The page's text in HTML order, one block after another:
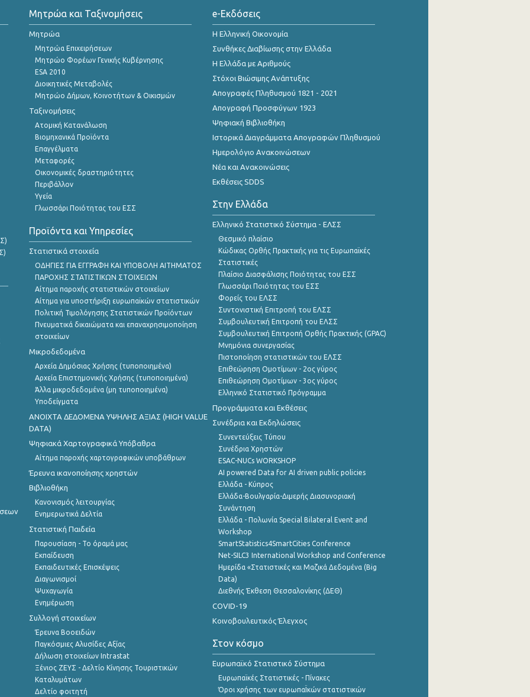
Μητρώα και Ταξινομήσεις
Μητρώα
Μητρώα Επιχειρήσεων
Μητρώο Φορέων Γενικής Κυβέρνησης
ESA 2010
Διοικητικές Μεταβολές
Μητρώο Δήμων, Κοινοτήτων & Οικισμών
Ταξινομήσεις
Ατομική Κατανάλωση
Βιομηχανικά Προϊόντα
Επαγγέλματα
Μεταφορές
Οικονομικές δραστηριότητες
Περιβάλλον
Υγεία
Γλωσσάρι Ποιότητας του ΕΣΣ
Προϊόντα και Υπηρεσίες
Στατιστικά στοιχεία
ΟΔΗΓΙΕΣ ΓΙΑ ΕΓΓΡΑΦΗ ΚΑΙ ΥΠΟΒΟΛΗ ΑΙΤΗΜΑΤΟΣ
ΠΑΡΟΧΗΣ ΣΤΑΤΙΣΤΙΚΩΝ ΣΤΟΙΧΕΙΩΝ
Αίτημα παροχής στατιστικών στοιχείων
Αίτημα για υποστήριξη ευρωπαϊκών στατιστικών
Πολιτική Τιμολόγησης Στατιστικών Προϊόντων
Πνευματικά δικαιώματα και επαναχρησιμοποίηση
στοιχείων
Μικροδεδομένα
Αρχεία Δημόσιας Χρήσης (τυποποιημένα)
Αρχεία Επιστημονικής Χρήσης (τυποποιημένα)
Άλλα μικροδεδομένα (μη τυποποιημένα)
Υποδείγματα
ANOIXTA ΔΕΔΟΜΕΝΑ ΥΨΗΛΗΣ ΑΞΙΑΣ (HIGH VALUE
DATA)
Ψηφιακά Χαρτογραφικά Υπόβαθρα
Αίτημα παροχής χαρτογραφικών υποβάθρων
Έρευνα ικανοποίησης χρηστών
Βιβλιοθήκη
Κανονισμός λειτουργίας
Ενημερωτικά Δελτία
Στατιστική Παιδεία
Παρουσίαση - Το όραμά μας
Εκπαίδευση
Εκπαιδευτικές Επισκέψεις
Διαγωνισμοί
Ψυχαγωγία
Ενημέρωση
Συλλογή στοιχείων
Έρευνα Βοοειδών
Παγκόσμιες Αλυσίδες Αξίας
Δήλωση στοιχείων Intrastat
Ξένιος ΖΕΥΣ - Δελτίο Κίνησης Τουριστικών
Καταλυμάτων
Δελτίο φοιτητή
e-Εκδόσεις
Η Ελληνική Οικονομία
Συνθήκες Διαβίωσης στην Ελλάδα
Η Ελλάδα με Αριθμούς
Στόχοι Βιώσιμης Ανάπτυξης
Απογραφές Πληθυσμού 1821 - 2021
Απογραφή Προσφύγων 1923
Ψηφιακή Βιβλιοθήκη
Ιστορικά Διαγράμματα Απογραφών Πληθυσμού
Ημερολόγιο Ανακοινώσεων
Νέα και Ανακοινώσεις
Εκθέσεις SDDS
Στην Ελλάδα
Ελληνικό Στατιστικό Σύστημα - ΕΛΣΣ
Θεσμικό πλαίσιο
Κώδικας Ορθής Πρακτικής για τις Ευρωπαϊκές
Στατιστικές
Πλαίσιο Διασφάλισης Ποιότητας του ΕΣΣ
Γλωσσάρι Ποιότητας του ΕΣΣ
Φορείς του ΕΛΣΣ
Συντονιστική Επιτροπή του ΕΛΣΣ
Συμβουλευτική Επιτροπή του ΕΛΣΣ
Συμβουλευτική Επιτροπή Ορθής Πρακτικής (GPAC)
Μνημόνια συνεργασίας
Πιστοποίηση στατιστικών του ΕΛΣΣ
Επιθεώρηση Ομοτίμων - 2ος γύρος
Επιθεώρηση Ομοτίμων - 3ος γύρος
Ελληνικό Στατιστικό Πρόγραμμα
Προγράμματα και Εκθέσεις
Συνέδρια και Εκδηλώσεις
Συνεντεύξεις Τύπου
Συνέδρια Χρηστών
ESAC-NUCs WORKSHOP
AI powered Data for AI driven public policies
Ελλάδα - Κύπρος
Ελλάδα-Βουλγαρία-Διμερής Διασυνοριακή
Συνάντηση
Ελλάδα - Πολωνία Special Bilateral Event and
Workshop
SmartStatistics4SmartCities Conference
Net-SILC3 International Workshop and Conference
Ημερίδα «Στατιστικές και Μαζικά Δεδομένα (Big
Data)
Διεθνής Έκθεση Θεσσαλονίκης (ΔΕΘ)
COVID-19
Κοινοβουλευτικός Έλεγχος
Στον κόσμο
Ευρωπαϊκό Στατιστικό Σύστημα
Ευρωπαϊκές Στατιστικές - Πίνακες
Όροι χρήσης των ευρωπαΪκών στατιστικών